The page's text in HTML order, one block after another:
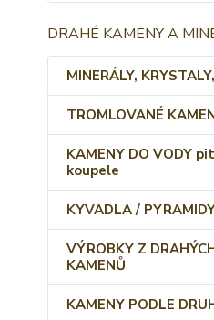
DRAHÉ KAMENY A
MINERÁLY,
TROMLOVANÉ
KAMENY DO VODY
koupele
KYVADLA /
VÝROBKY Z
KAMENŮ
KAMENY PODLE